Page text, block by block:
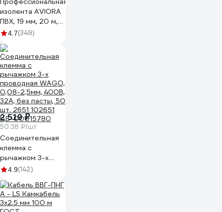
изолента AVIORA
ПВХ, 19 мм, 20 м,
черная 305-030
4.7(349)
2 519 ₽
50.38 ₽/шт
Соединительная
клемма с
рычажком 3-х
проводная WAGO,
32А, без пасты, 50
шт. 2651 102651
ЦБ-00015780
4.9(142)